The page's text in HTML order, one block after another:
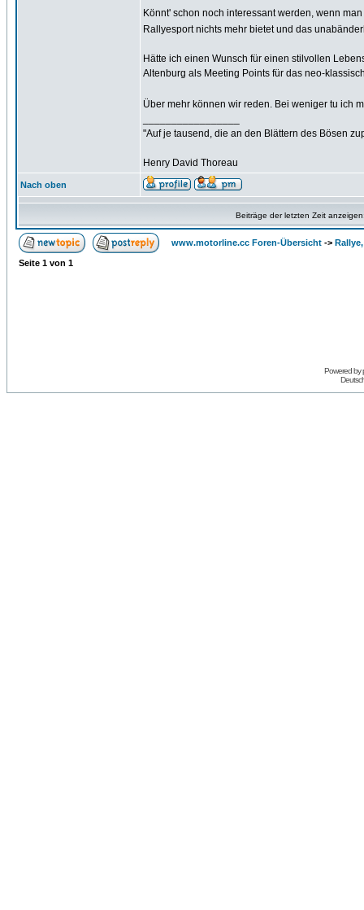
Könnt' schon noch interessant werden, wenn
Rallyesport nichts mehr bietet und das
Hätte ich einen Wunsch für einen stilvollen
Altenburg als Meeting Points für das neo-
Über mehr können wir reden. Bei weniger tu ich
"Auf je tausend, die an den Blättern des Bösen
Henry David Thoreau
Nach oben
Beiträge der letzten Zeit
www.motorline.cc Foren-Übersicht ->
Seite 1 von 1
Powered by